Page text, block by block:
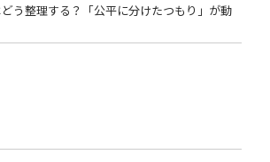
う整理する？「公平に分けたつもり」が動